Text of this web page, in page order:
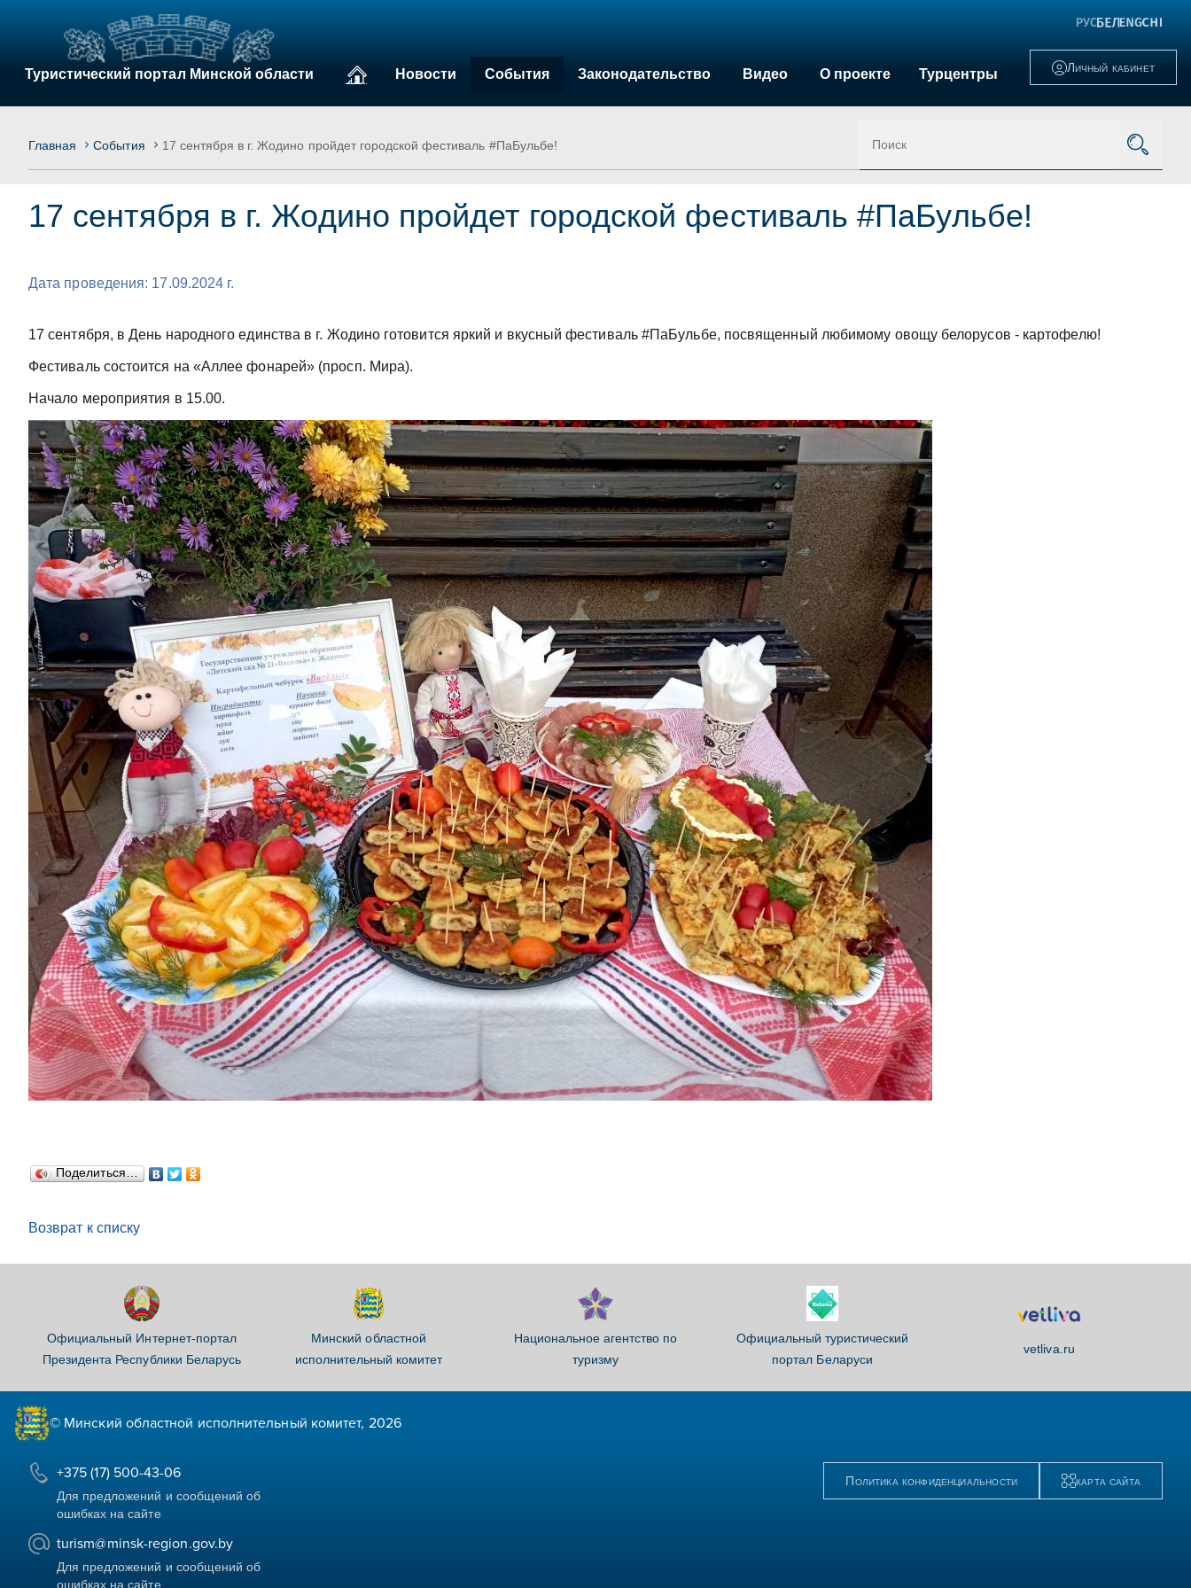
Туристический портал Минской области Новости События Законодательство Видео О проекте Турцентры Личный кабинет
Главная События 17 сентября в г. Жодино пройдет городской фестиваль #ПаБульбе!
17 сентября в г. Жодино пройдет городской фестиваль #ПаБульбе!
Дата проведения: 17.09.2024 г.
17 сентября, в День народного единства в г. Жодино готовится яркий и вкусный фестиваль #ПаБульбе, посвященный любимому овощу белорусов - картофелю!
Фестиваль состоится на «Аллее фонарей» (просп. Мира).
Начало мероприятия в 15.00.
Поделиться…
Возврат к списку
Официальный Интернет-портал
Президента Республики Беларусь
Минский областной
исполнительный комитет
Национальное агентство по
туризму
Официальный туристический
портал Беларуси
vetliva.ru
© Минский областной исполнительный комитет, 2026
+375 (17) 500-43-06
Для предложений и сообщений об
ошибках на сайте
turism@minsk-region.gov.by
Для предложений и сообщений об
ошибках на сайте
Политика конфиденциальности карта сайта